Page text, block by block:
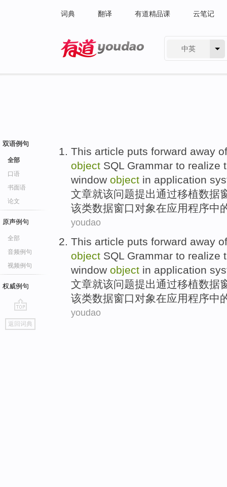
词典 翻译 有道精品课 云笔记
中英
双语例句
全部
口语
书面语
论文
原声例句
全部
音频例句
视频例句
权威例句
go
top
返回词典
This article puts forward away
object SQL Grammar to realize
window object in application
文章就该问题提出通过移植数据
该类数据窗口对象在应用程序中
youdao
This article puts forward away
object SQL Grammar to realize
window object in application
文章就该问题提出通过移植数据
该类数据窗口对象在应用程序中
youdao